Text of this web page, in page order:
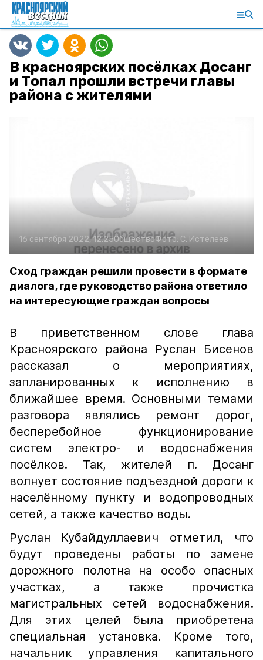
В красноярских посёлках Досанг
и Топал прошли встречи главы
района с жителями
16 сентября 2022, 12:25ОбществоФото: С. Истелеев
Сход граждан решили провести в формате
диалога, где руководство района ответило
на интересующие граждан вопросы
В приветственном слове глава
Красноярского района Руслан Бисенов
рассказал о мероприятиях,
запланированных к исполнению в
ближайшее время. Основными темами
разговора являлись ремонт дорог,
бесперебойное функционирование
систем электро- и водоснабжения
посёлков. Так, жителей п. Досанг
волнует состояние подъездной дороги к
населённому пункту и водопроводных
сетей, а также качество воды.
Руслан Кубайдуллаевич отметил, что
будут проведены работы по замене
дорожного полотна на особо опасных
участках, а также прочистка
магистральных сетей водоснабжения.
Для этих целей была приобретена
специальная установка. Кроме того,
начальник управления капитального